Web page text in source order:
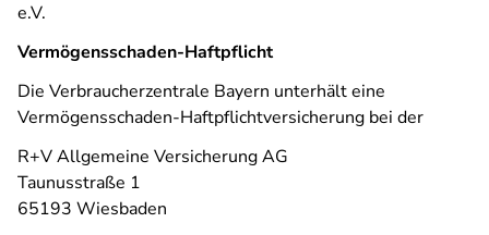
e.V.
Vermögensschaden-Haftpflicht
Die Verbraucherzentrale Bayern unterhält eine
Vermögensschaden-Haftpflichtversicherung bei der
R+V Allgemeine Versicherung AG
Taunusstraße 1
65193 Wiesbaden